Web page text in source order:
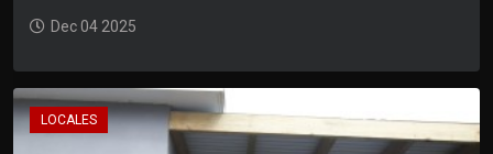
Dec 04 2025
LOCALES